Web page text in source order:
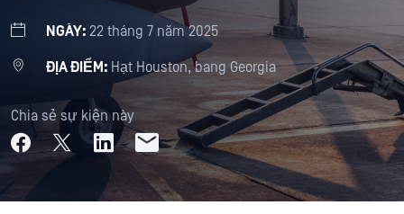
NGÀY: 22 tháng 7 năm 2025
ĐỊA ĐIỂM: Hạt Houston, bang Georgia
Chia sẻ sự kiện này